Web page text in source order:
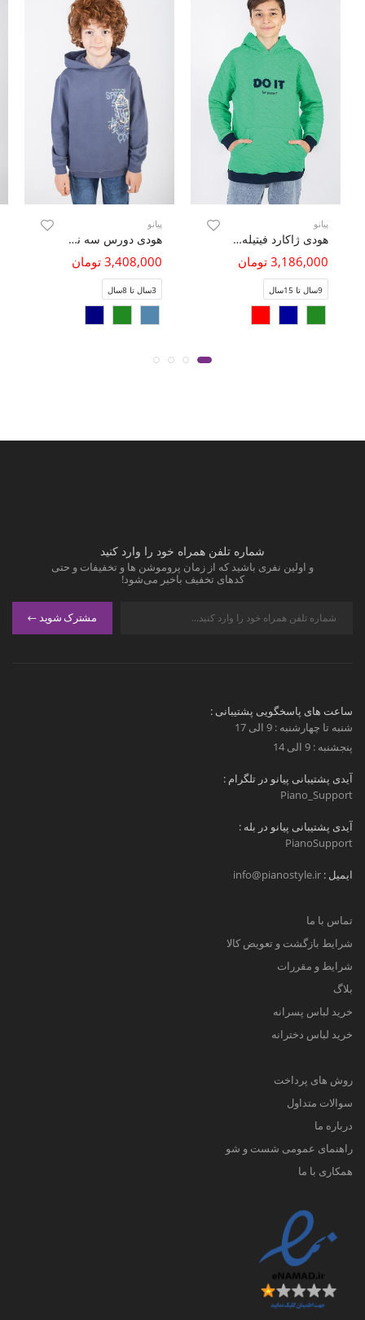
پیانو
هودی ژاکارد فیتیله‌ای لوزی آستین افتاده
3,186,000 تومان
9سال تا 15سال
پیانو
هودی دورس سه نخ خار خورده
3,408,000 تومان
3سال تا 8سال
شماره تلفن همراه خود را وارد کنید
و اولین نفری باشید که از زمان پروموشن ها و تخفیفات و حتی
کدهای تخفیف باخبر می‌شود!
مشترک شوید
ساعت های پاسخگویی پشتیبانی :
شنبه تا چهارشنبه : 9 الی 17
پنجشنبه : 9 الی 14
آیدی پشتیبانی پیانو در تلگرام :
Piano_Support
آیدی پشتیبانی پیانو در بله :
PianoSupport
ایمیل : info@pianostyle.ir
تماس با ما
شرایط بازگشت و تعویض کالا
شرایط و مقررات
بلاگ
خرید لباس پسرانه
خرید لباس دخترانه
روش های پرداخت
سوالات متداول
درباره ما
راهنمای عمومی شست و شو
همکاری با ما